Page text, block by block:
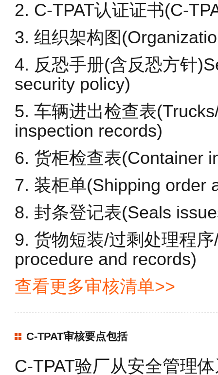
2. C-TPAT认证证书(C-
3. 组织架构图
4. 反恐手册(含反恐方针
security policy)
5. 车辆进出检查表
inspection records)
6. 货柜检查表(Container
7. 装柜单(Shipping order
8. 封条登记表(Seals
9. 货物短装/过剩处理程
procedure and records)
查看更多审核清单>>
C-TPAT审核要点包括
C-TPAT验厂从安全管理